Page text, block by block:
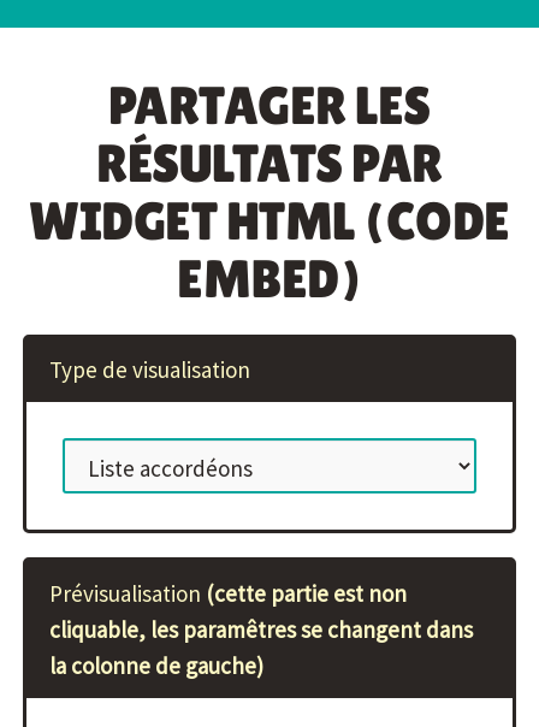
PARTAGER LES
RÉSULTATS PAR
WIDGET HTML (CODE
EMBED)
Type de visualisation
Prévisualisation (cette partie est non
cliquable, les paramêtres se changent dans
la colonne de gauche)